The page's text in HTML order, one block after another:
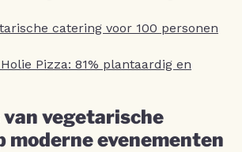
catering voor 100 personen
Pizza: 81% plantaardig en
van vegetarische
moderne evenementen